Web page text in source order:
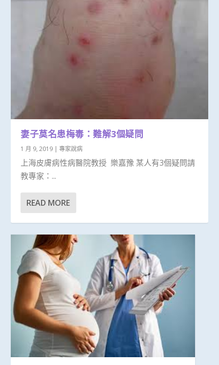
妻子莫名患梅毒：難解3個疑問
1 月 9, 2019 |專家說病
上海皮膚病性病醫院教授 樂嘉豫 某人有3個疑問請
教專家：...
READ MORE